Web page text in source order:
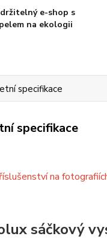
e-shop s
na ekologii
specifikace
specifikace
na
sáčkový